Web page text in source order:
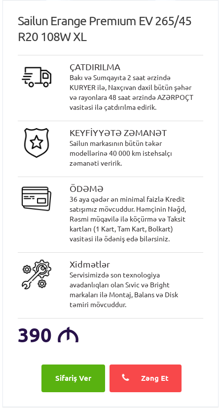
Sailun Erange Premıum EV 265/45
R20 108W XL
ÇATDIRILMA
Bakı və Sumqayıta 2 saat ərzində
KURYER ilə, Naxçıvan daxil bütün şəhər
və rayonlara 48 saat ərzində AZƏRPOÇT
vasitəsi ilə çatdırılma edirik.
KEYFİYYƏTƏ ZƏMANƏT
Sailun markasının bütün təkər
modellərinə 40 000 km istehsalçı
zəmanəti veririk.
ÖDƏMƏ
36 aya qədər ən minimal faizlə Kredit
satışımız mövcuddur. Həmçinin Nəğd,
Rəsmi müqavilə ilə köçürmə və Taksit
kartları (1 Kart, Tam Kart, Bolkart)
vasitəsi ilə ödəniş edə bilərsiniz.
Xidmətlər
Servisimizdə son texnologiya
avadanlıqları olan Sıvic və Bright
markaları ilə Montaj, Balans və Disk
təmiri mövcuddur.
390 M
Zəng Et